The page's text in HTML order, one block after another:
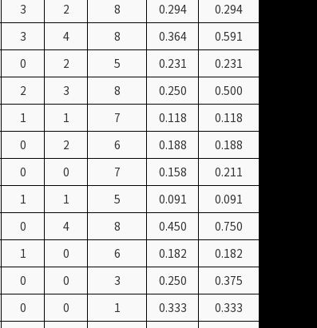
3 2 8 0.294
0.294
3 4 8 0.364
0.591
0 2 5 0.231
0.231
2 3 8 0.250
0.500
1 1 7 0.118
0.118
0 2 6 0.188
0.188
0 0 7 0.158
0.211
1 1 5 0.091
0.091
0 4 8 0.450
0.750
1 0 6 0.182
0.182
0 0 3 0.250
0.375
0 0 1 0.333
0.333